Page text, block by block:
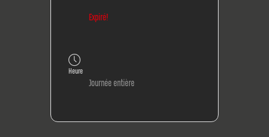
Expiré!
Heure
Journée entière